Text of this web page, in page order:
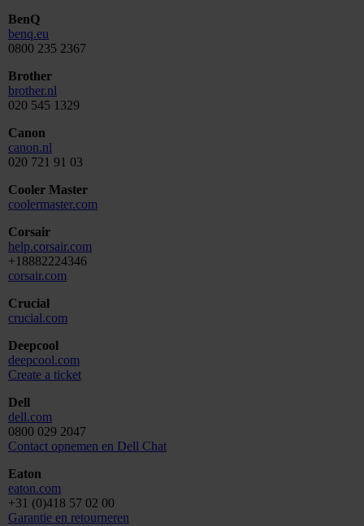
BenQ
benq.eu
0800 235 2367
Brother
brother.nl
020 545 1329
Canon
canon.nl
020 721 91 03
Cooler Master
coolermaster.com
Corsair
help.corsair.com
+18882224346
corsair.com
Crucial
crucial.com
Deepcool
deepcool.com
Create a ticket
Dell
dell.com
0800 029 2047
Contact opnemen en Dell Chat
Eaton
eaton.com
+31 (0)418 57 02 00
Garantie en retourneren